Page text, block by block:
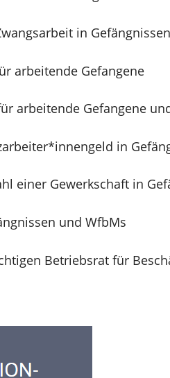
in Gefängnissen
arbeitende Gefangene
arbeitende Gefangene
in
einer Gewerkschaft in
und WfbMs
Betriebsrat für